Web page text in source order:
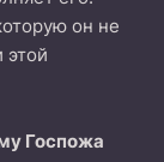
он не
этой
Госпожа